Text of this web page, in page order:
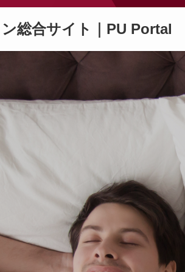
総合サイト｜PU Portal